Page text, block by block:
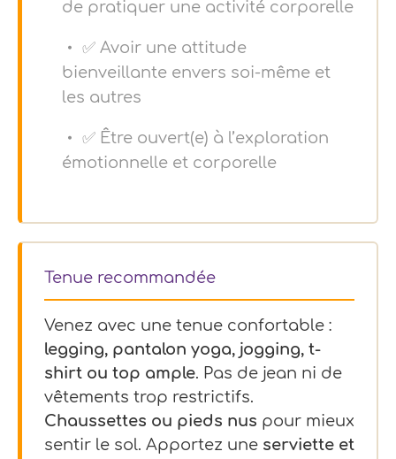
de pratiquer une activité corporelle
✅ Avoir une attitude
bienveillante envers soi-même et
les autres
✅ Être ouvert(e) à l’exploration
émotionnelle et corporelle
Tenue recommandée
Venez avec une tenue confortable :
legging, pantalon yoga, jogging, t-
shirt ou top ample. Pas de jean ni de
vêtements trop restrictifs.
Chaussettes ou pieds nus pour mieux
sentir le sol. Apportez une serviette et